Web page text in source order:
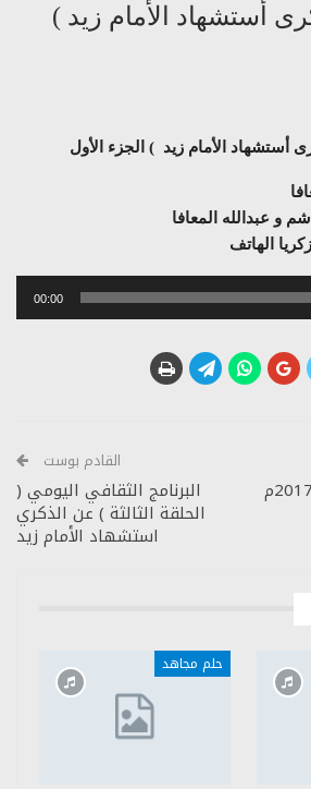
أستشهاد الأمام زيد )
أستشهاد الأمام زيد ) الجزء الأول
و عبدالله المعافا
الهاتف
00:00
القادم بوست
البرنامج الثقافي اليومي (
الحلقة الثالثة ) عن الذكري
استشهاد الأمام زيد
حلم مجاهد